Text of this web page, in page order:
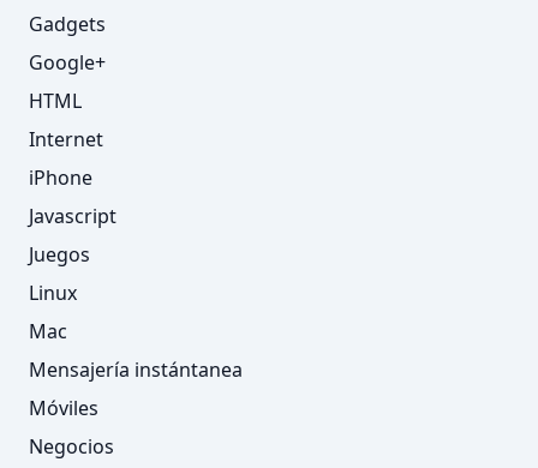
Gadgets
Google+
HTML
Internet
iPhone
Javascript
Juegos
Linux
Mac
Mensajería instántanea
Móviles
Negocios